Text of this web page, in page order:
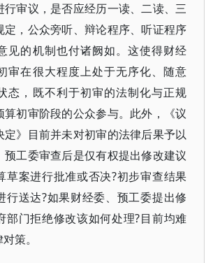
行审议，是否应经历一读、二读、三
定，公众旁听、辩论程序、听证程序
见的机制也付诸阙如。这使得财经
审在很大程度上处于无序化、随意
态，既不利于初审的法制化与正规
算初审阶段的公众参与。此外，《议
定》目前并未对初审的法律后果予以
预工委审查后是仅有权提出修改建议
草案进行批准或否决?初步审查结果
行送达?如果财经委、预工委提出修
部门拒绝修改该如何处理?目前均难
策。